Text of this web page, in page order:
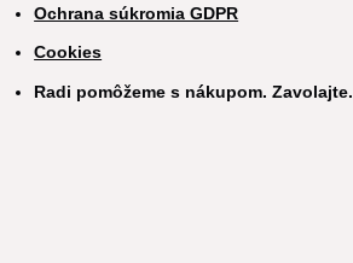
Ochrana súkromia GDPR
Cookies
Radi pomôžeme s nákupom. Zavolajte.